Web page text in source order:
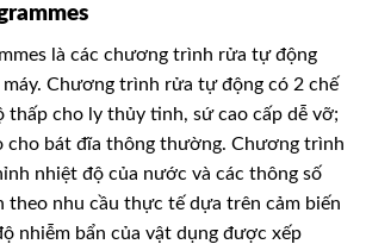
là các chương trình rửa tự động
Chương trình rửa tự động có 2 chế
thấp cho ly thủy tinh, sứ cao cấp dễ vỡ;
cho bát đĩa thông thường. Chương trình
nhiệt độ của nước và các thông số
theo nhu cầu thực tế dựa trên cảm biến
nhiễm bẩn của vật dụng được xếp